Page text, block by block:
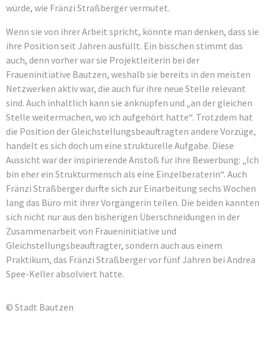
würde, wie Fränzi Straßberger vermutet.
Wenn sie von ihrer Arbeit spricht, könnte man denken, dass sie
ihre Position seit Jahren ausfüllt. Ein bisschen stimmt das
auch, denn vorher war sie Projektleiterin bei der
Fraueninitiative Bautzen, weshalb sie bereits in den meisten
Netzwerken aktiv war, die auch für ihre neue Stelle relevant
sind. Auch inhaltlich kann sie anknüpfen und „an der gleichen
Stelle weitermachen, wo ich aufgehört hatte“. Trotzdem hat
die Position der Gleichstellungsbeauftragten andere Vorzüge,
handelt es sich doch um eine strukturelle Aufgabe. Diese
Aussicht war der inspirierende Anstoß für ihre Bewerbung: „Ich
bin eher ein Strukturmensch als eine Einzelberaterin“. Auch
Fränzi Straßberger durfte sich zur Einarbeitung sechs Wochen
lang das Büro mit ihrer Vorgängerin teilen. Die beiden kannten
sich nicht nur aus den bisherigen Überschneidungen in der
Zusammenarbeit von Fraueninitiative und
Gleichstellungsbeauftragter, sondern auch aus einem
Praktikum, das Fränzi Straßberger vor fünf Jahren bei Andrea
Spee-Keller absolviert hatte.
© Stadt Bautzen